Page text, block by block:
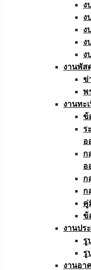
ง
ง
ง
ง
ง
งานพัส
ข่
พ
งานทะ
ข้
ร
อ
ก
อ
ก
ก
คู่
ข้
งานปร
รู
รู
งานอา